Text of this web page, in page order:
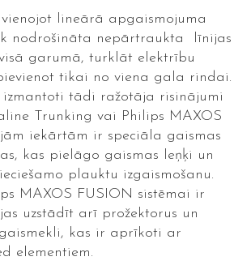
lineārā apgaismojuma
nodrošināta nepārtraukta līnijas
garumā, turklāt elektrību
tikai no viena gala rindai.
izmantoti tādi ražotāja risinājumi
Trunking vai Philips MAXOS
iekārtām ir speciāla gaismas
kas pielāgo gaismas leņķi un
plauktu izgaismošanu.
MAXOS FUSION sistēmai ir
uzstādīt arī prožektorus un
kas ir aprīkoti ar
elementiem.